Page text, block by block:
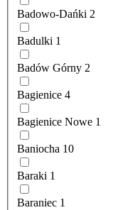
Badowo-Dańki 2
Badulki 1
Badów Górny 2
Bagienice 4
Bagienice Nowe 1
Baniocha 10
Baraki 1
Baraniec 1